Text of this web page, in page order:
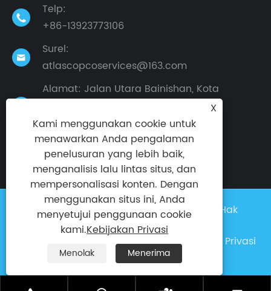

Telp:
+86-13923773106

Surel:
atlascopcoservices@163.com
Alamat: Jalan Utara Bainishan, Kota
Dalingshan, Kota Dongguan, Provinsi
Guangdong, Cina
Hak Cipta © 2024 Pabrik Taike Semua Hak
Dilindungi Undang-undang
RSS | XML | Kebijakan Privasi
|
X
Kami menggunakan cookie untuk
menawarkan Anda pengalaman
penelusuran yang lebih baik,
menganalisis lalu lintas situs, dan
mempersonalisasi konten. Dengan
menggunakan situs ini, Anda
menyetujui penggunaan cookie
kami.Kebijakan Privasi
Menolak Menerima